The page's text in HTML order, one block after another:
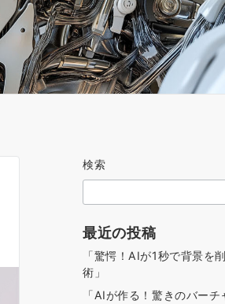
検索
最近の投稿
「驚愕！AIが1秒で背景を
術」
「AIが作る！驚きのバー